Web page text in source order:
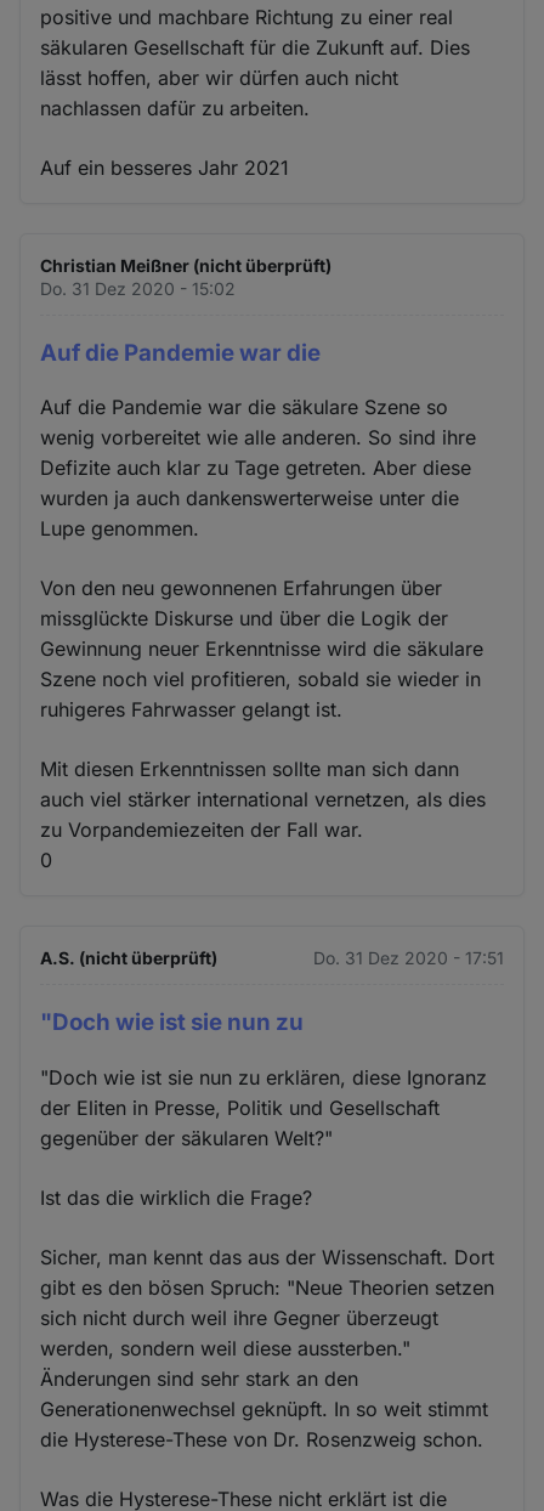
positive und machbare Richtung zu einer real
säkularen Gesellschaft für die Zukunft auf. Dies
lässt hoffen, aber wir dürfen auch nicht
nachlassen dafür zu arbeiten.
Auf ein besseres Jahr 2021
Christian Meißner (nicht überprüft)
Do. 31 Dez 2020 - 15:02
Auf die Pandemie war die
Auf die Pandemie war die säkulare Szene so
wenig vorbereitet wie alle anderen. So sind ihre
Defizite auch klar zu Tage getreten. Aber diese
wurden ja auch dankenswerterweise unter die
Lupe genommen.
Von den neu gewonnenen Erfahrungen über
missglückte Diskurse und über die Logik der
Gewinnung neuer Erkenntnisse wird die säkulare
Szene noch viel profitieren, sobald sie wieder in
ruhigeres Fahrwasser gelangt ist.
Mit diesen Erkenntnissen sollte man sich dann
auch viel stärker international vernetzen, als dies
zu Vorpandemiezeiten der Fall war.
0
A.S. (nicht überprüft) Do. 31 Dez 2020 - 17:51
"Doch wie ist sie nun zu
"Doch wie ist sie nun zu erklären, diese Ignoranz
der Eliten in Presse, Politik und Gesellschaft
gegenüber der säkularen Welt?"
Ist das die wirklich die Frage?
Sicher, man kennt das aus der Wissenschaft. Dort
gibt es den bösen Spruch: "Neue Theorien setzen
sich nicht durch weil ihre Gegner überzeugt
werden, sondern weil diese aussterben."
Änderungen sind sehr stark an den
Generationenwechsel geknüpft. In so weit stimmt
die Hysterese-These von Dr. Rosenzweig schon.
Was die Hysterese-These nicht erklärt ist die